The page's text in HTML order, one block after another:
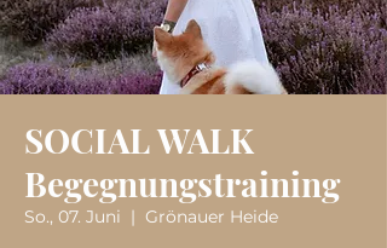
SOCIAL WALK
Begegnungstraining
So., 07. Juni
  |
Grönauer Heide